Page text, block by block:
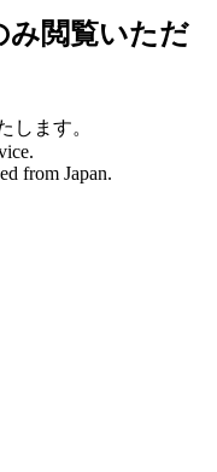
み閲覧いただ
します。
from Japan.